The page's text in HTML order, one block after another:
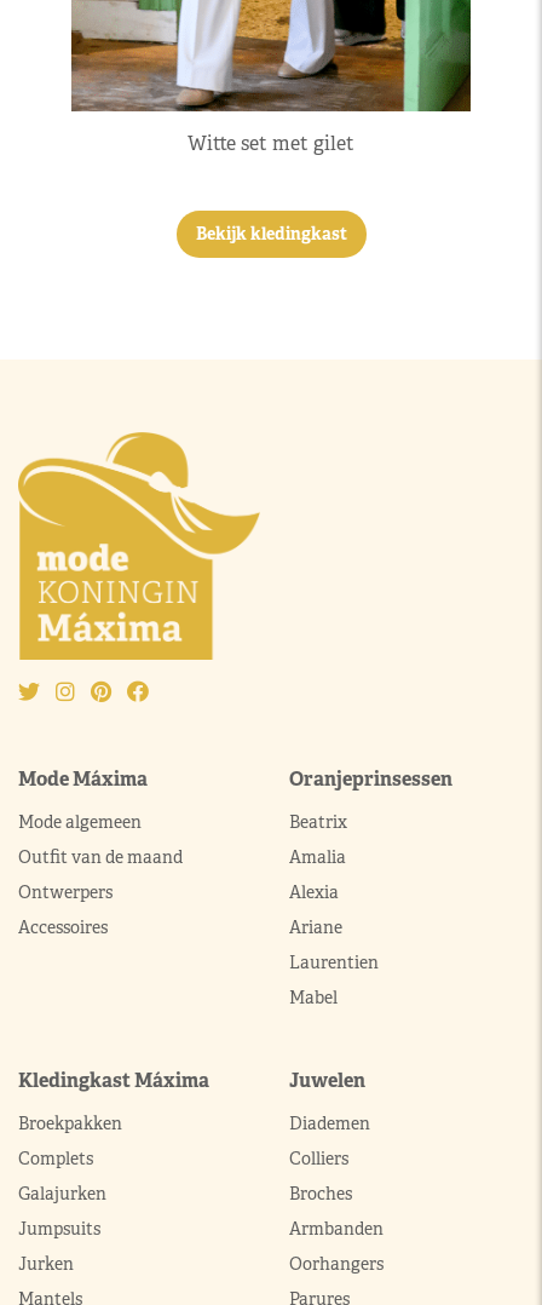
Witte set met gilet
Bekijk kledingkast
Mode Máxima
Mode algemeen
Outfit van de maand
Ontwerpers
Accessoires
Oranjeprinsessen
Beatrix
Amalia
Alexia
Ariane
Laurentien
Mabel
Kledingkast Máxima
Broekpakken
Complets
Galajurken
Jumpsuits
Jurken
Mantels
Juwelen
Diademen
Colliers
Broches
Armbanden
Oorhangers
Parures